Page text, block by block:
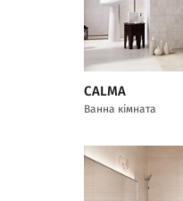
CALMA
Ванна кімната